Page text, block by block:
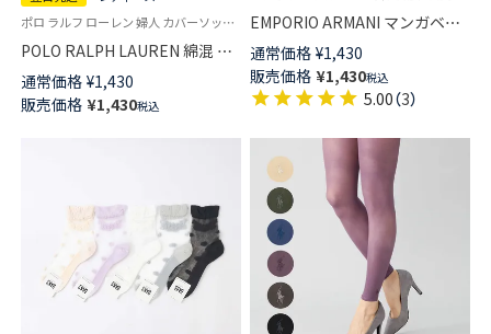
ポロ ラルフ ローレン 婦人 カバーソックス 2025SS
POLO RALPH LAUREN 綿混 極
薄 やや浅履きタイプ かかと滑
り止め付き フットカバー レデ
ィース 日本製 【365日最短翌日
通常価格 ¥1,430
販売価格 ¥1,430税込
EMPORIO ARMANI マンガベア
刺しゅう ショート丈 ソックス
レディース 日本製 03440105
通常価格 ¥1,430
販売価格 ¥1,430税込
5.00（3）